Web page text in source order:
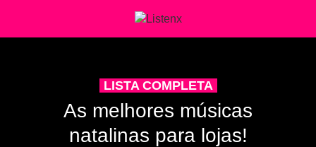
LISTA COMPLETA
As melhores músicas
natalinas para lojas!